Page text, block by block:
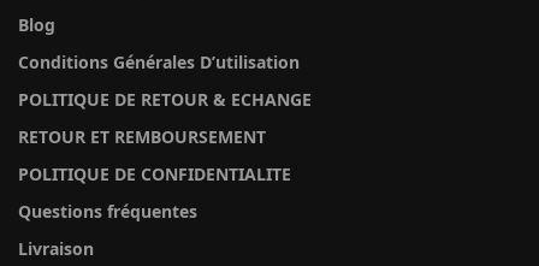
Blog
Conditions Générales D’utilisation
POLITIQUE DE RETOUR & ECHANGE
RETOUR ET REMBOURSEMENT
POLITIQUE DE CONFIDENTIALITE
Questions fréquentes
Livraison